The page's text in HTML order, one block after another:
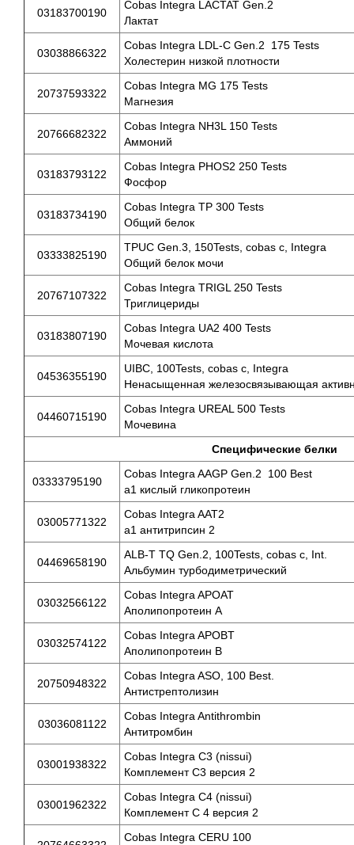
03183700190
Cobas Integra LACTAT Gen.2
Лактат
03038866322
Cobas Integra LDL-C Gen.2 175 Tests
Холестерин низкой плотности
20737593322
Cobas Integra MG 175 Tests
Магнезия
20766682322
Cobas Integra NH3L 150 Tests
Аммоний
03183793122
Cobas Integra PHOS2 250 Tests
Фосфор
03183734190
Cobas Integra TP 300 Tests
Общий белок
03333825190
TPUC Gen.3, 150Tests, cobas c, Integra
Общий белок мочи
20767107322
Cobas Integra TRIGL 250 Tests
Триглицериды
03183807190
Cobas Integra UA2 400 Tests
Мочевая кислота
04536355190
UIBC, 100Tests, cobas c, Integra
Ненасыщенная железосвязывающая
04460715190
Cobas Integra UREAL 500 Tests
Мочевина
Специфические белки
03333795190
Cobas Integra AAGP Gen.2 100 Best
a1 кислый гликопротеин
03005771322
Cobas Integra AAT2
а1 антитрипсин 2
04469658190
ALB-T TQ Gen.2, 100Tests, cobas c, Int.
Альбумин турбодиметрический
03032566122
Cobas Integra APOAT
Аполипопротеин А
03032574122
Cobas Integra APOBT
Аполипопротеин В
20750948322
Cobas Integra ASO, 100 Best.
Антистрептолизин
03036081122
Cobas Integra Antithrombin
Антитромбин
03001938322
Cobas Integra C3 (nissui)
Комплемент С3 версия 2
03001962322
Cobas Integra C4 (nissui)
Комплемент С 4 версия 2
Cobas Integra CERU 100